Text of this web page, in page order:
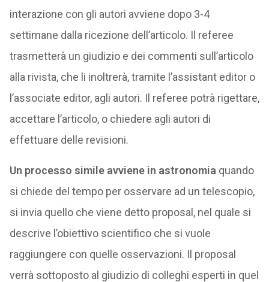
interazione con gli autori avviene dopo 3-4
settimane dalla ricezione dell’articolo. Il referee
trasmetterà un giudizio e dei commenti sull’articolo
alla rivista, che li inoltrerà, tramite l’assistant editor o
l’associate editor, agli autori. Il referee potrà rigettare,
accettare l’articolo, o chiedere agli autori di
effettuare delle revisioni.
Un processo simile avviene in astronomia quando
si chiede del tempo per osservare ad un telescopio,
si invia quello che viene detto proposal, nel quale si
descrive l’obiettivo scientifico che si vuole
raggiungere con quelle osservazioni. Il proposal
verrà sottoposto al giudizio di colleghi esperti in quel